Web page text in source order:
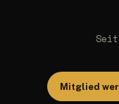
Mitglied